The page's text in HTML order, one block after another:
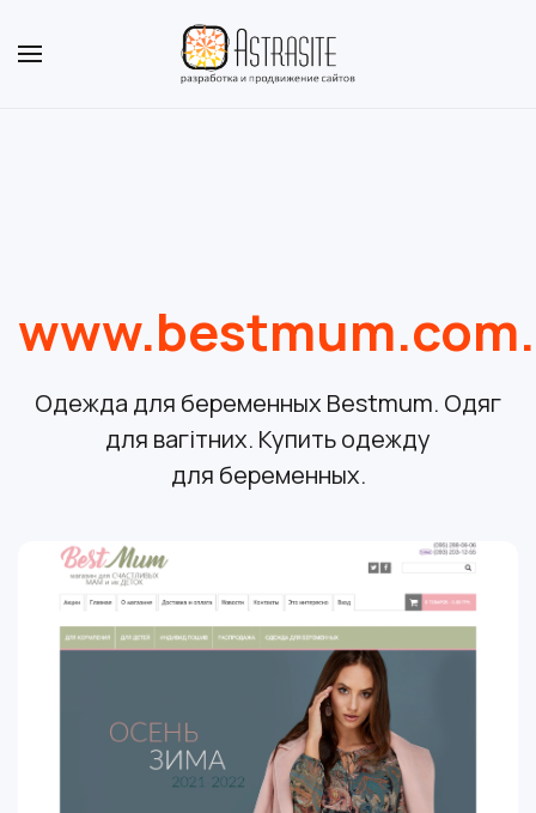
Одежда для беременных Bestmum. Одяг
для вагітних. Купить одежду
для беременных.